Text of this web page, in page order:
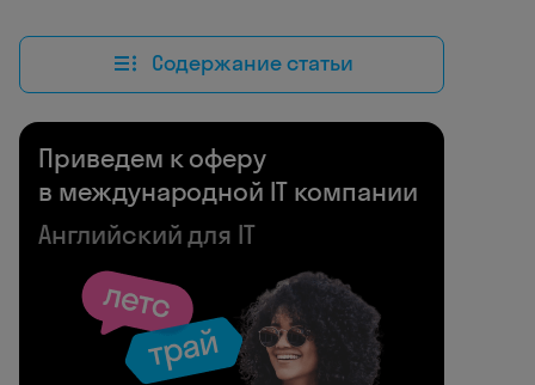
Содержание статьи
Приведем к оферу
в международной IT компании
Английский для IT